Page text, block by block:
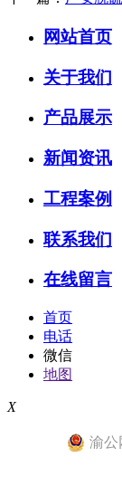
网站首页
关于我们
产品展示
新闻资讯
工程案例
联系我们
在线留言
首页
电话
微信
地图
X
渝公